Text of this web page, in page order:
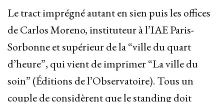
Le tract imprégné autant en sien puis les offices
de Carlos Moreno, instituteur à l’IAE Paris-
Sorbonne et supérieur de la “ville du quart
d’heure”, qui vient de imprimer “La ville du
soin” (Éditions de l’Observatoire). Tous un
couple de considèrent que le standing doit